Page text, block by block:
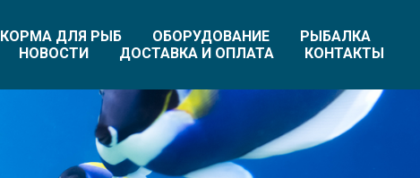
КОРМА ДЛЯ РЫБ ОБОРУДОВАНИЕ
РЫБАЛКА
НОВОСТИ ДОСТАВКА И ОПЛАТА КОНТАКТЫ